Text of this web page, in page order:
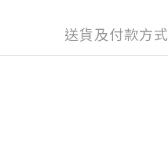
送貨及付款方式